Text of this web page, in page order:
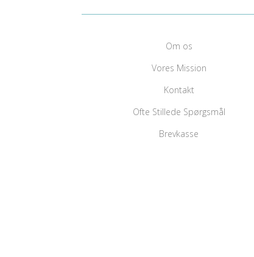
Om os
Vores Mission
Kontakt
Ofte Stillede Spørgsmål
Brevkasse